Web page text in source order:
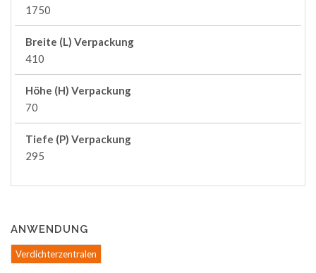
1750
Breite (L) Verpackung
410
Höhe (H) Verpackung
70
Tiefe (P) Verpackung
295
ANWENDUNG
Verdichterzentralen